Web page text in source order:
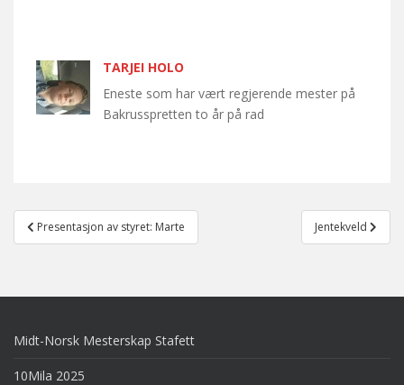
TARJEI HOLO
Eneste som har vært regjerende mester på
Bakrusspretten to år på rad
Post
navigation
Presentasjon av styret: Marte Jentekveld
Midt-Norsk Mesterskap Stafett
10Mila 2025